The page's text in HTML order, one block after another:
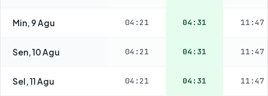
Min, 9 Agu 04:21 04:31 11:47
Sen, 10 Agu 04:21 04:31 11:47
Sel, 11 Agu 04:21 04:31 11:47